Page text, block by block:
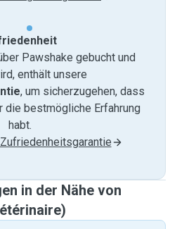
Pawshake gebucht und
enthält unsere
, um sicherzugehen, dass
die bestmögliche Erfahrung
habt.
in der Nähe von